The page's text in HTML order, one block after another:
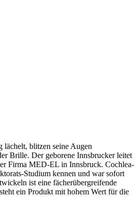
blitzen seine Augen
Brille. Der geborene Innsbrucker leitet
Firma MED-EL in Innsbruck. Cochlea-
Studium kennen und war sofort
ist eine fächerübergreifende
ein Produkt mit hohem Wert für die